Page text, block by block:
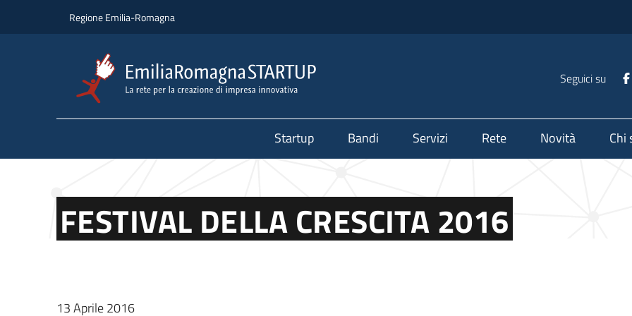
Regione Emilia-Romagna
Seguici su
Startup Bandi Servizi Rete Novità Chi
FESTIVAL DELLA CRESCITA 2016
13 Aprile 2016